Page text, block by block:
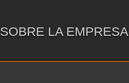
SOBRE LA EMPRESA